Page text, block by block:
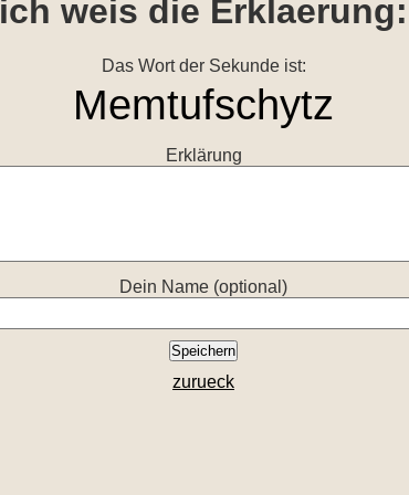
ich weis die Erklaerung:
Das Wort der Sekunde ist:
Erklärung
Dein Name (optional)
zurueck